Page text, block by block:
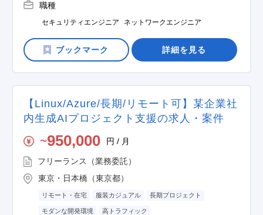
職種
セキュリティエンジニア ネットワークエンジニア
詳細を見る
【Linux/Azure/長期/リモート可】某企業社
内生成AIプロジェクト支援の求人・案件
〜950,000 円 / 月
フリーランス（業務委託）
東京・日本橋（東京都）
リモート・在宅 服装カジュアル 長期プロジェクト
モダンな開発環境 高トラフィック